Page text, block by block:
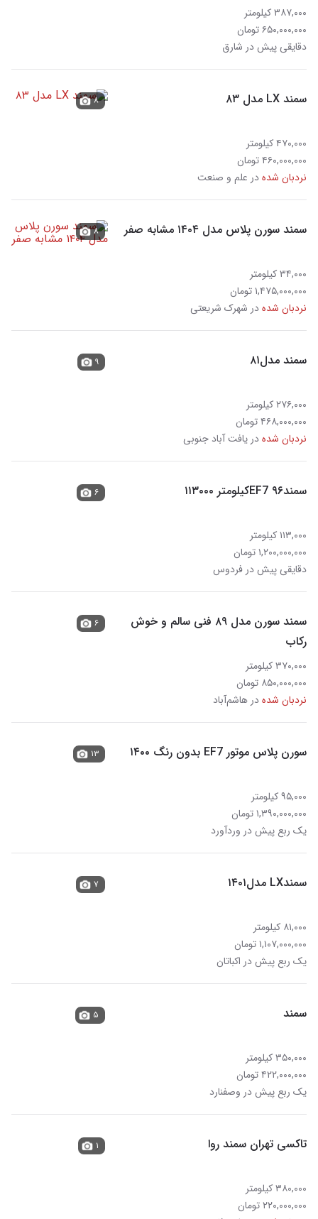
۳۸۷,۰۰۰ کیلومتر
۶۵۰,۰۰۰,۰۰۰ تومان
دقایقی پیش در شارق
سمند LX مدل ۸۳
۴۷۰,۰۰۰ کیلومتر
۴۶۰,۰۰۰,۰۰۰ تومان
نردبان شدهدر علم و صنعت
۸
سمند سورن پلاس مدل ۱۴۰۴ مشابه صفر
۳۴,۰۰۰ کیلومتر
۱,۴۷۵,۰۰۰,۰۰۰ تومان
نردبان شدهدر شهرک شریعتی
۸
سمند مدل۸۱
۲۷۶,۰۰۰ کیلومتر
۴۶۸,۰۰۰,۰۰۰ تومان
نردبان شدهدر یافت آباد جنوبی
۹
سمندEF7 ۹۶کیلومتر ۱۱۳۰۰۰
۱۱۳,۰۰۰ کیلومتر
۱,۲۰۰,۰۰۰,۰۰۰ تومان
دقایقی پیش در فردوس
۶
سمند سورن مدل ۸۹ فنی سالم و خوش
رکاب
۳۷۰,۰۰۰ کیلومتر
۸۵۰,۰۰۰,۰۰۰ تومان
نردبان شدهدر هاشم‌آباد
۶
سورن پلاس موتور EF7 بدون رنگ ۱۴۰۰
۹۵,۰۰۰ کیلومتر
۱,۳۹۰,۰۰۰,۰۰۰ تومان
یک ربع پیش در وردآورد
۱۳
سمندLX مدل۱۴۰۱
۸۱,۰۰۰ کیلومتر
۱,۱۰۷,۰۰۰,۰۰۰ تومان
یک ربع پیش در اکباتان
۷
سمند
۳۵۰,۰۰۰ کیلومتر
۴۲۲,۰۰۰,۰۰۰ تومان
یک ربع پیش در وصفنارد
۵
تاکسی تهران سمند روا
۳۸۰,۰۰۰ کیلومتر
۲۲۰,۰۰۰,۰۰۰ تومان
۱